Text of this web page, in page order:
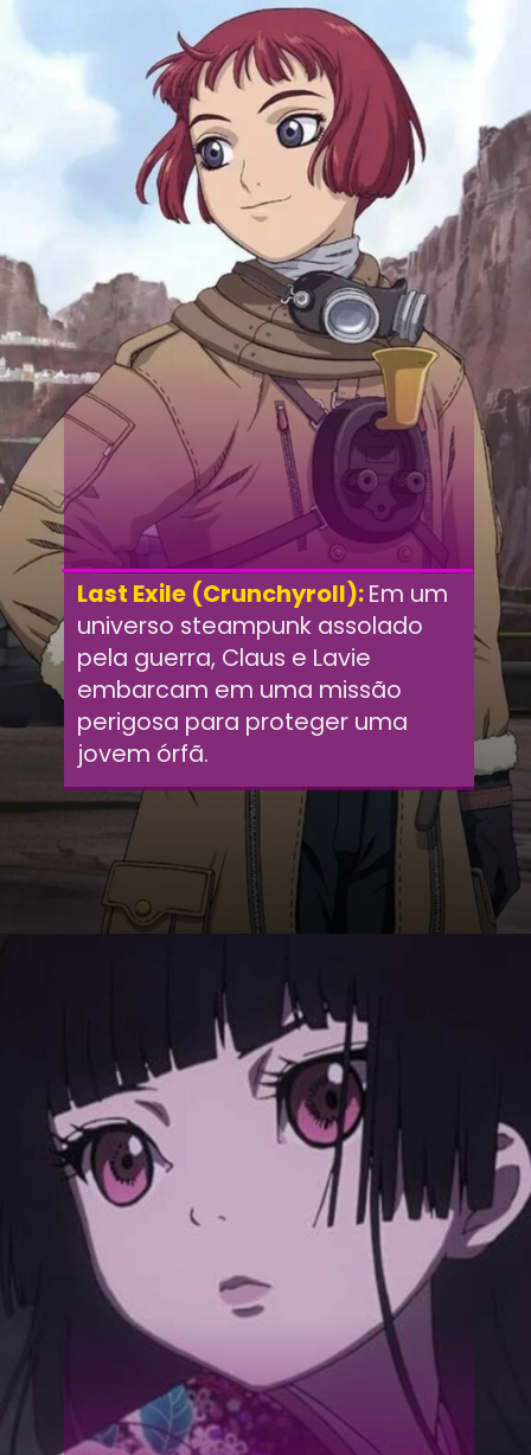
Last Exile (Crunchyroll):Em um
universo steampunk assolado
pela guerra, Claus e Lavie
embarcam em uma missão
perigosa para proteger uma
jovem órfã.